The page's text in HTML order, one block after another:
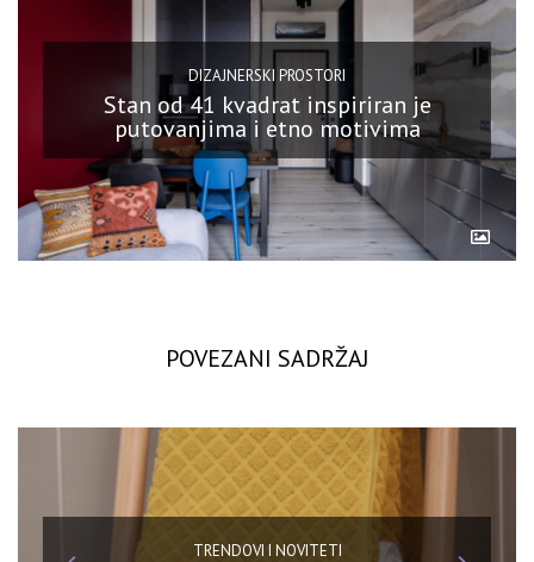
DIZAJNERSKI PROSTORI
Stan od 41 kvadrat inspiriran je
putovanjima i etno motivima
POVEZANI SADRŽAJ
TRENDOVI I NOVITETI